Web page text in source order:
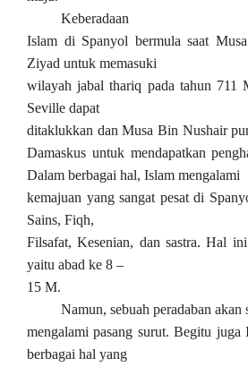
Keberadaan
Islam di Spanyol bermula saat
Ziyad untuk memasuki
wilayah jabal thariq pada tahun 711
Seville dapat
ditaklukkan dan Musa Bin Nushair
Damaskus untukmendapatkan
Dalam berbagai hal, Islam mengalami
kemajuan yang sangat pesat di
Sains, Fiqh,
Filsafat, Kesenian, dan sastra. Hal
yaitu abad ke 8 –
15 M.
Namun, sebuah peradaban akan
mengalami pasang surut. Begitu
berbagai hal yang